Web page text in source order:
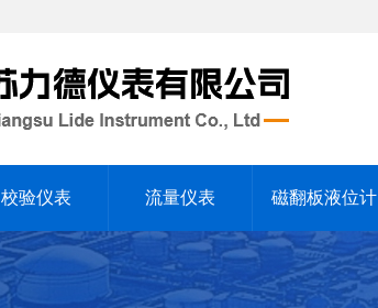
校验仪表 流量仪表 磁翻板液位计